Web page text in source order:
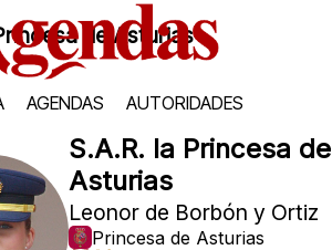
de Asturias
AGENDAS AUTORIDADES
S.A.R. la Princesa de
Asturias
Leonor de Borbón y Ortiz
Princesa de Asturias